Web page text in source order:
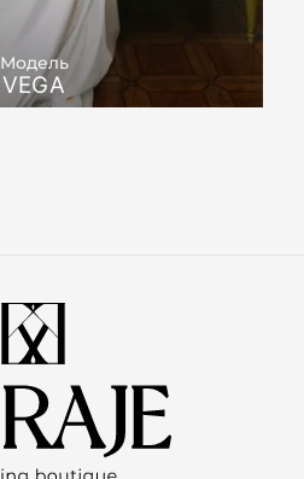
Модель
VEGA